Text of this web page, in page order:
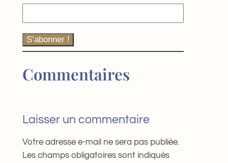
S’abonner !
Commentaires
Laisser un commentaire
Votre adresse e-mail ne sera pas publiée.
Les champs obligatoires sont indiqués